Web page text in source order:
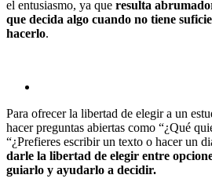
el entusiasmo, ya que resulta
que decida algo cuando no tiene
hacerlo.
Para ofrecer la libertad de elegir a un
hacer preguntas abiertas como “¿Qué
“¿Prefieres escribir un texto o hacer un
darle la libertad de elegir entre
guiarlo y ayudarlo a decidir.